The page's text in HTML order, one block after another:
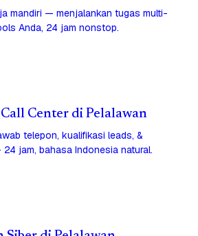
mandiri — menjalankan tugas multi-
Anda, 24 jam nonstop.
Call Center di Pelalawan
telepon, kualifikasi leads, &
jam, bahasa Indonesia natural.